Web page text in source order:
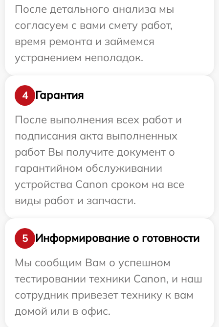
После детального анализа мы
согласуем с вами смету работ,
время ремонта и займемся
устранением неполадок.
4
Гарантия
После выполнения всех работ и
подписания акта выполненных
работ Вы получите документ о
гарантийном обслуживании
устройства Canon сроком на все
виды работ и запчасти.
5
Информирование о готовности
Мы сообщим Вам о успешном
тестировании техники Canon, и наш
сотрудник привезет технику к вам
домой или в офис.